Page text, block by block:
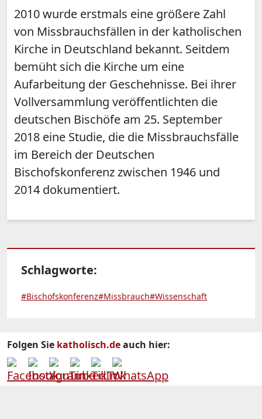
2010 wurde erstmals eine größere Zahl
von Missbrauchsfällen in der katholischen
Kirche in Deutschland bekannt. Seitdem
bemüht sich die Kirche um eine
Aufarbeitung der Geschehnisse. Bei ihrer
Vollversammlung veröffentlichten die
deutschen Bischöfe am 25. September
2018 eine Studie, die die Missbrauchsfälle
im Bereich der Deutschen
Bischofskonferenz zwischen 1946 und
2014 dokumentiert.
Schlagworte:
#Bischofskonferenz#Missbrauch#Wissenschaft
Folgen Sie katholisch.deauch hier: